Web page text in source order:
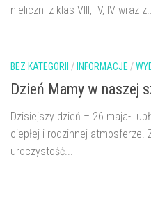
nieliczni z klas VIII, V, IV wraz z...
BEZ KATEGORII / INFORMACJE /
Dzień Mamy w naszej
Dzisiejszy dzień – 26 maja-
ciepłej i rodzinnej atmosferze.
uroczystość...